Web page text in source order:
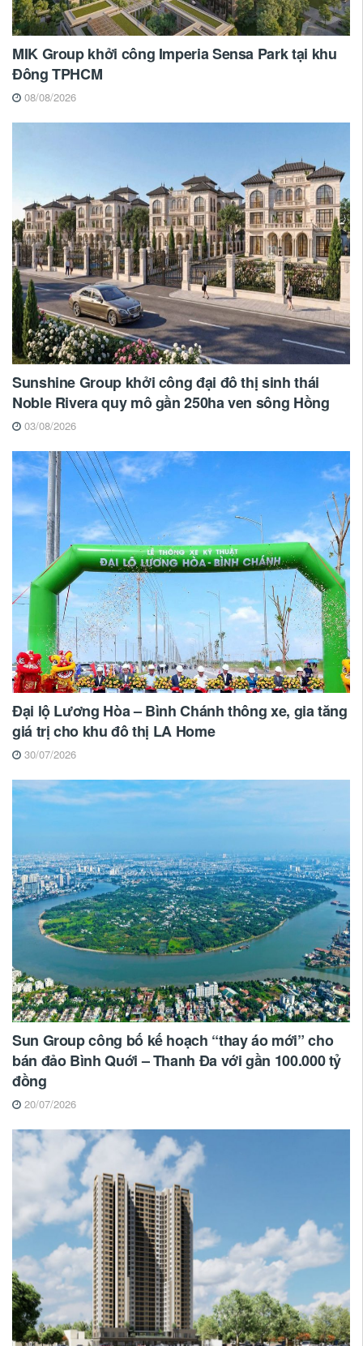
MIK Group khởi công Imperia Sensa Park tại khu
Đông TPHCM
08/08/2026
Sunshine Group khởi công đại đô thị sinh thái
Noble Rivera quy mô gần 250ha ven sông Hồng
03/08/2026
Đại lộ Lương Hòa – Bình Chánh thông xe, gia tăng
giá trị cho khu đô thị LA Home
30/07/2026
Sun Group công bố kế hoạch “thay áo mới” cho
bán đảo Bình Quới – Thanh Đa với gần 100.000 tỷ
đồng
20/07/2026